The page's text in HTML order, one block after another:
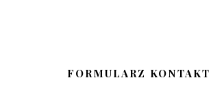
FORMULARZ